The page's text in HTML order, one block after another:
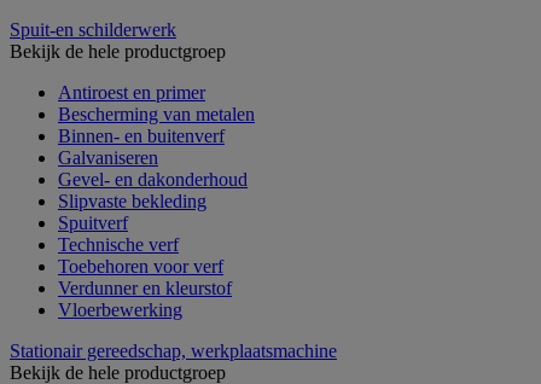
Spuit-en schilderwerk
Bekijk de hele productgroep
Antiroest en primer
Bescherming van metalen
Binnen- en buitenverf
Galvaniseren
Gevel- en dakonderhoud
Slipvaste bekleding
Spuitverf
Technische verf
Toebehoren voor verf
Verdunner en kleurstof
Vloerbewerking
Stationair gereedschap, werkplaatsmachine
Bekijk de hele productgroep